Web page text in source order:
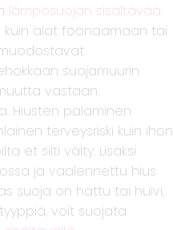
lämpösuojan sisältävää
kuin alat föönaamaan tai
suojamuurin
vastaan.
Hiusten palaminen
terveysriski kuin ihon
et silti välty. Lisäksi
ja vaalennettu hius
suoja on hattu tai huivi,
voit suojata